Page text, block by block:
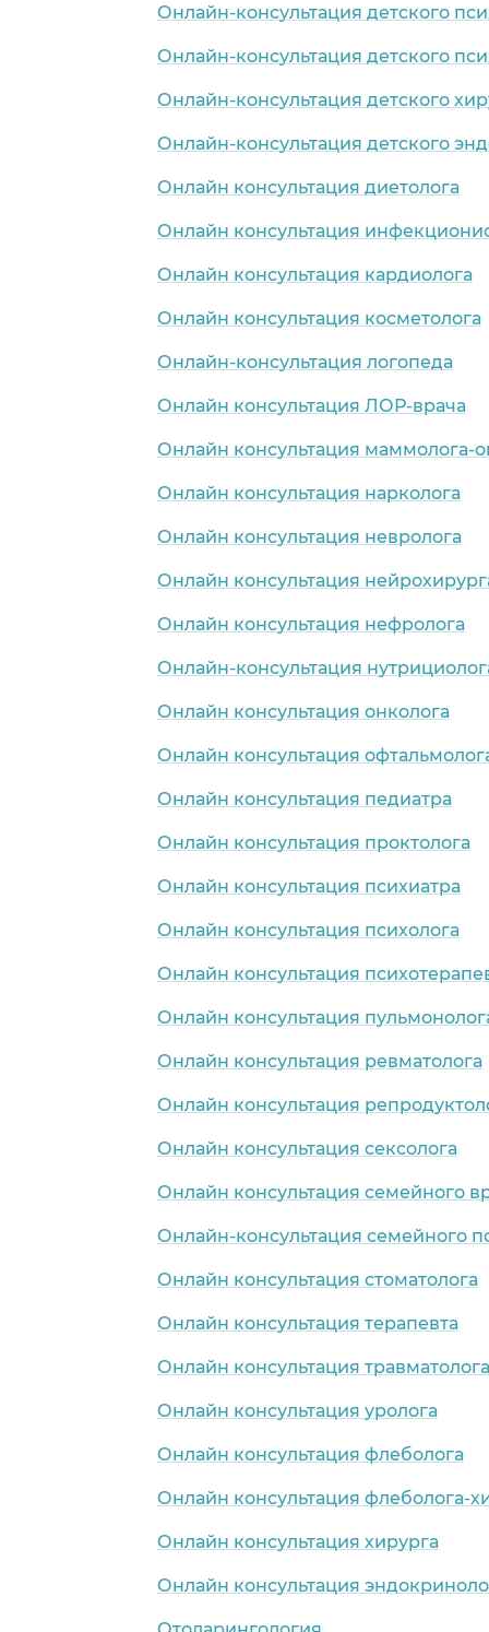
Онлайн-консультация детского
Онлайн-консультация детского
Онлайн-консультация детского
Онлайн-консультация детского
Онлайн консультация диетолога
Онлайн консультация
Онлайн консультация кардиолога
Онлайн консультация косметолога
Онлайн-консультация логопеда
Онлайн консультация ЛОР-врача
Онлайн консультация маммолога-
Онлайн консультация нарколога
Онлайн консультация невролога
Онлайн консультация
Онлайн консультация нефролога
Онлайн-консультация
Онлайн консультация онколога
Онлайн консультация
Онлайн консультация педиатра
Онлайн консультация проктолога
Онлайн консультация психиатра
Онлайн консультация психолога
Онлайн консультация
Онлайн консультация
Онлайн консультация ревматолога
Онлайн консультация
Онлайн консультация сексолога
Онлайн консультация семейного
Онлайн-консультация семейного
Онлайн консультация стоматолога
Онлайн консультация терапевта
Онлайн консультация травматолога
Онлайн консультация уролога
Онлайн консультация флеболога
Онлайн консультация флеболога-
Онлайн консультация хирурга
Онлайн консультация